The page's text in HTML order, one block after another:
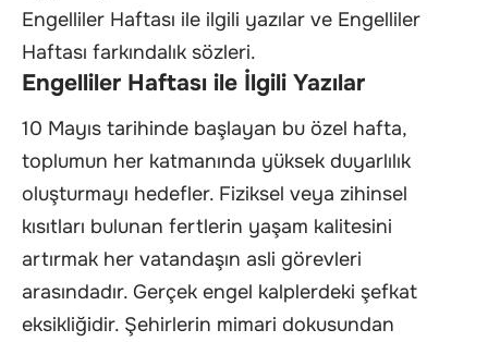
Engelliler Haftası ile ilgili yazılar ve Engelliler
Haftası farkındalık sözleri.
Engelliler Haftası ile İlgili Yazılar
10 Mayıs tarihinde başlayan bu özel hafta,
toplumun her katmanında yüksek duyarlılık
oluşturmayı hedefler. Fiziksel veya zihinsel
kısıtları bulunan fertlerin yaşam kalitesini
artırmak her vatandaşın asli görevleri
arasındadır. Gerçek engel kalplerdeki şefkat
eksikliğidir. Şehirlerin mimari dokusundan